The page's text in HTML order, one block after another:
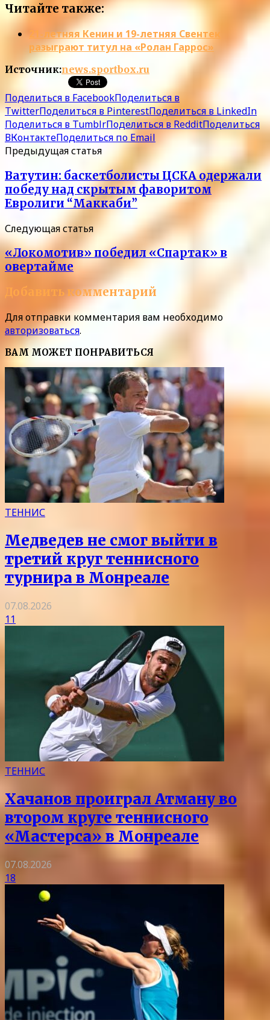
Читайте также:
21-летняя Кенин и 19-летняя Свентек
разыграют титул на «Ролан Гаррос»
Источник:news.sportbox.ru
Поделиться в FacebookПоделиться в
TwitterПоделиться в PinterestПоделиться в LinkedIn
Поделиться в TumblrПоделиться в RedditПоделиться
ВКонтактеПоделиться по Email
Предыдущая статья
Ватутин: баскетболисты ЦСКА одержали
победу над скрытым фаворитом
Евролиги “Маккаби”
Следующая статья
«Локомотив» победил «Спартак» в
овертайме
Добавить комментарий
Для отправки комментария вам необходимо
авторизоваться.
ВАМ МОЖЕТ ПОНРАВИТЬСЯ
ТЕННИС
Медведев не смог выйти в
третий круг теннисного
турнира в Монреале
07.08.2026
11
ТЕННИС
Хачанов проиграл Атману во
втором круге теннисного
«Мастерса» в Монреале
07.08.2026
18